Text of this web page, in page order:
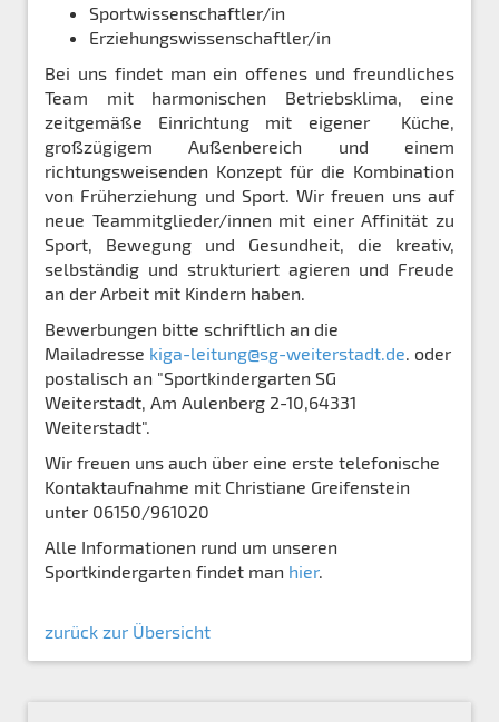
Sportwissenschaftler/in
Erziehungswissenschaftler/in
Bei uns findet man ein offenes und freundliches
Team mit harmonischen Betriebsklima, eine
zeitgemäße Einrichtung mit eigener Küche,
großzügigem Außenbereich und einem
richtungsweisenden Konzept für die Kombination
von Früherziehung und Sport. Wir freuen uns auf
neue Teammitglieder/innen mit einer Affinität zu
Sport, Bewegung und Gesundheit, die kreativ,
selbständig und strukturiert agieren und Freude
an der Arbeit mit Kindern haben.
Bewerbungen bitte schriftlich an die
Mailadresse kiga-leitung@sg-weiterstadt.de. oder
postalisch an "Sportkindergarten SG
Weiterstadt, Am Aulenberg 2-10,64331
Weiterstadt".
Wir freuen uns auch über eine erste telefonische
Kontaktaufnahme mit Christiane Greifenstein
unter 06150/961020
Alle Informationen rund um unseren
Sportkindergarten findet man hier.
zurück zur Übersicht